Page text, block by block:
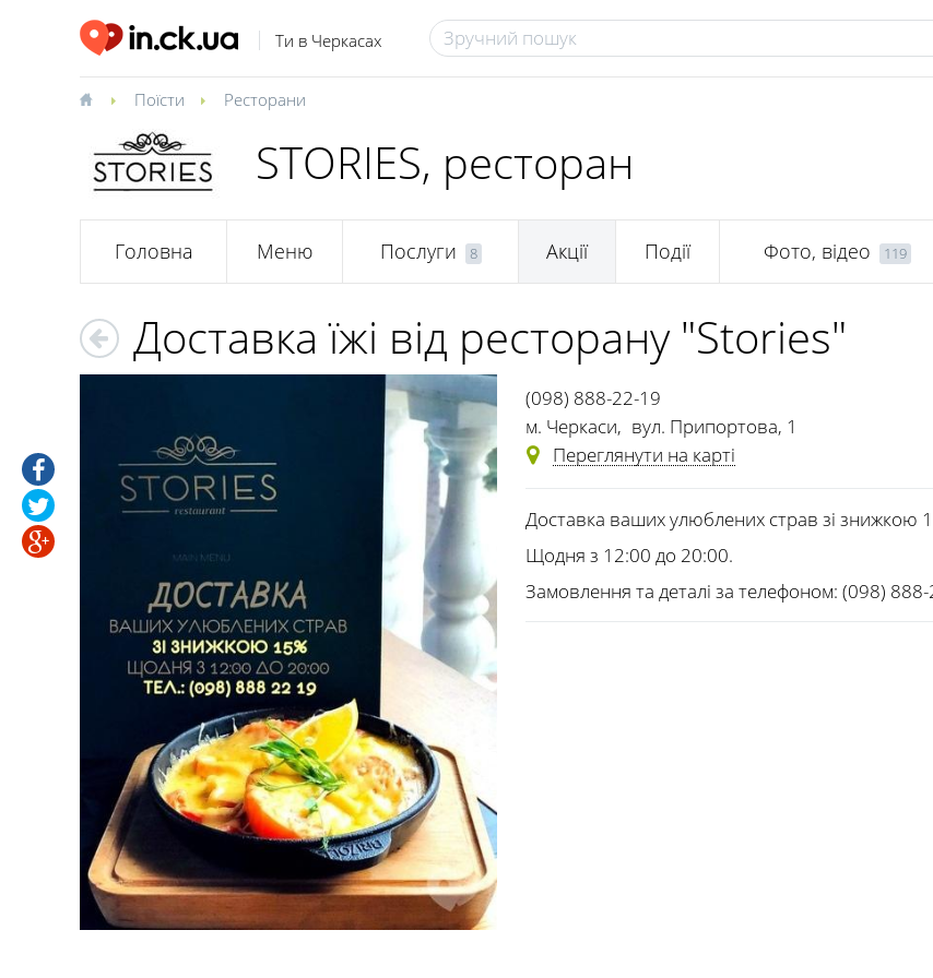
Ти в Черкасах
Поїсти Ресторани
STORIES, ресторан
Головна Меню Послуги 8 Акції Події Фото, відео 119
Доставка їжі від ресторану "Stories"
(098) 888-22-19
м. Черкаси, вул. Припортова, 1
Переглянути на карті
Доставка ваших улюблених страв зі знижкою
Щодня з 12:00 до 20:00.
Замовлення та деталі за телефоном: (098)